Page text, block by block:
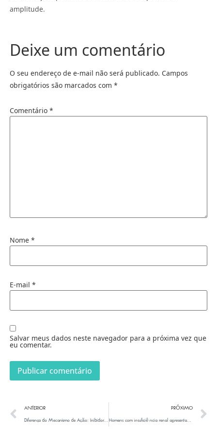
amplitude.
Deixe um comentário
O seu endereço de e-mail não será publicado. Campos
obrigatórios são marcados com *
Comentário *
Nome *
E-mail *
Salvar meus dados neste navegador para a próxima vez que
eu comentar.
ANTERIOR
Diferença do Mecanismo de Ação: Inibidores da PDE-5 Orais vs. Medicamentos Injetáveis (Alprostadil, Bimix e Trimix)
PRÓXIMO
Homens com insuficiência renal apresentam melhora da funcão erétil após o transplante de rim